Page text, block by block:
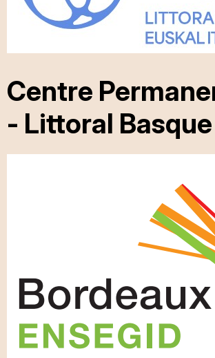
Centre
- Littoral Basque